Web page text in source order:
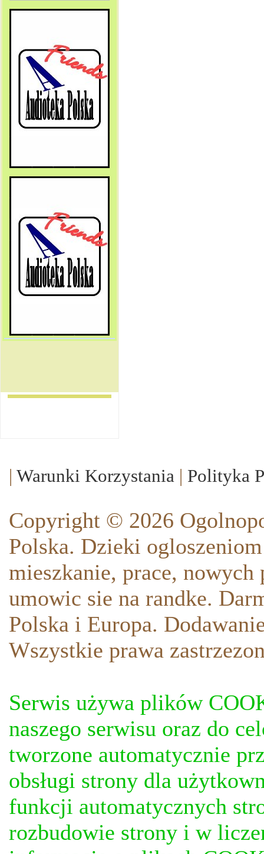
| Warunki Korzystania | Polityka
Copyright © 2026
Polska. Dzieki
mieszkanie, prace,
umowic sie na randke.
Polska i Europa.
Wszystkie prawa
Serwis używa plików
naszego serwisu oraz do
tworzone automatycznie
obsługi strony dla
funkcji automatycznych
rozbudowie strony i w